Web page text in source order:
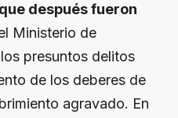
después fueron
Ministerio de
presuntos delitos
de los deberes de
agravado. En